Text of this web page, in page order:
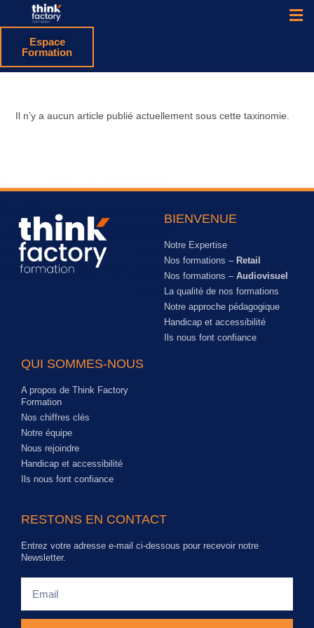
Espace
Formation
Il n’y a aucun article publié actuellement sous cette taxinomie.
BIENVENUE
Notre Expertise
Nos formations – Retail
Nos formations – Audiovisuel
La qualité de nos formations
Notre approche pédagogique
Handicap et accessibilité
Ils nous font confiance
QUI SOMMES-NOUS
A propos de Think Factory
Formation
Nos chiffres clés
Notre équipe
Nous rejoindre
Handicap et accessibilité
Ils nous font confiance
RESTONS EN CONTACT
Entrez votre adresse e-mail ci-dessous pour recevoir notre
Newsletter.